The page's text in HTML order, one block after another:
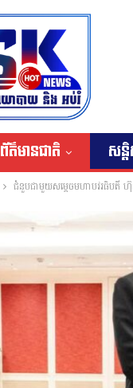
ព័ត៌មានជាតិ សន្
ជំនួបជាមួយសម្តេចមហាបវរធិបតី ហ៊ុន